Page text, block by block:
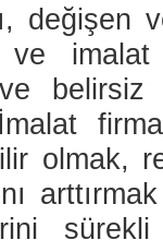
değişen
imalat
ve
olmak,